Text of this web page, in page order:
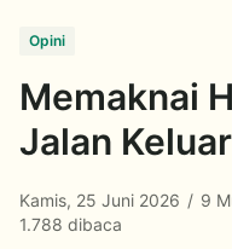
Opini
Memaknai
Jalan
Kamis, 25 Juni 2026 / 9
1.788 dibaca